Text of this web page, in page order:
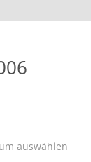
auswählen